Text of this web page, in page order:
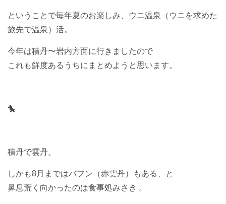
ということで毎年夏のお楽しみ、ウニ温泉（ウニを求めた
旅先で温泉）活。
今年は積丹〜岩内方面に行きましたので
これも鮮度あるうちにまとめようと思います。
🐤
積丹で雲丹。
しかも8月まではバフン（赤雲丹）もある、と
鼻息荒く向かったのは食事処みさき 。